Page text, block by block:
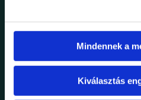
Mindennek a
Kiválasztás